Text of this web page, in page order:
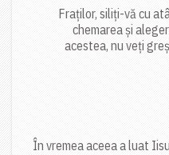
Fraților, siliți-vă cu
chemarea și
acestea, nu veți
În vremea aceea a luat